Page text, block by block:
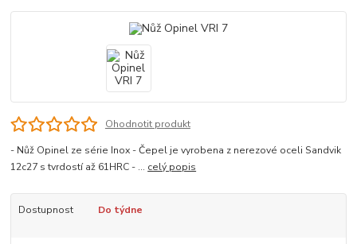
Ohodnotit produkt
- Nůž Opinel ze série Inox - Čepel je vyrobena z nerezové oceli Sandvik
12c27 s tvrdostí až 61HRC - ... celý popis
Dostupnost Do týdne